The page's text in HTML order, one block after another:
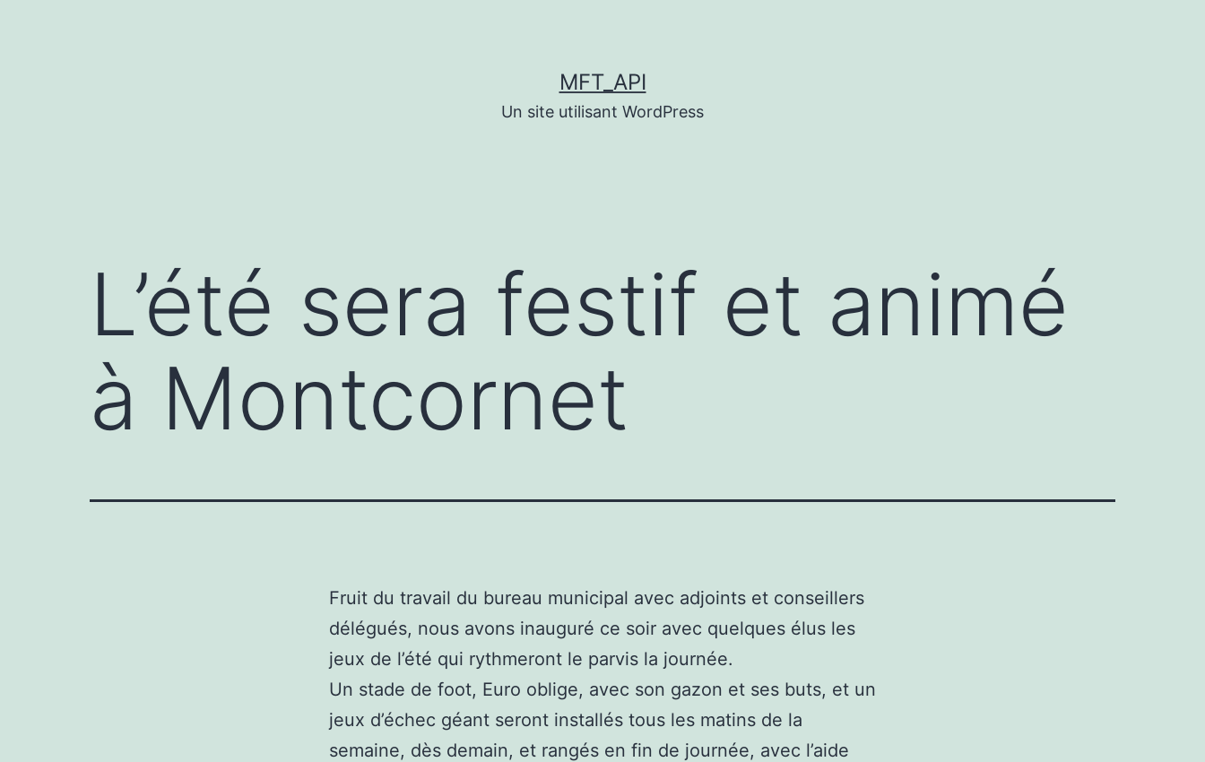
MFT_API
Un site utilisant WordPress
L’été sera festif et animé
à Montcornet
Fruit du travail du bureau municipal avec adjoints et conseillers
délégués, nous avons inauguré ce soir avec quelques élus les
jeux de l’été qui rythmeront le parvis la journée.
Un stade de foot, Euro oblige, avec son gazon et ses buts, et un
jeux d’échec géant seront installés tous les matins de la
semaine, dès demain, et rangés en fin de journée, avec l’aide